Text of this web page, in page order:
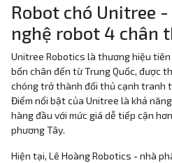
Robot chó Unitree
nghệ robot 4 chân
Unitree Robotics là thương hiệu
bốn chân đến từ Trung Quốc, được
chóng trở thành đối thủ cạnh tranh
Điểm nổi bật của Unitree là khả
hàng đầu với mức giá dễ tiếp cận
phương Tây.
Hiện tại, Lê Hoàng Robotics - nhà